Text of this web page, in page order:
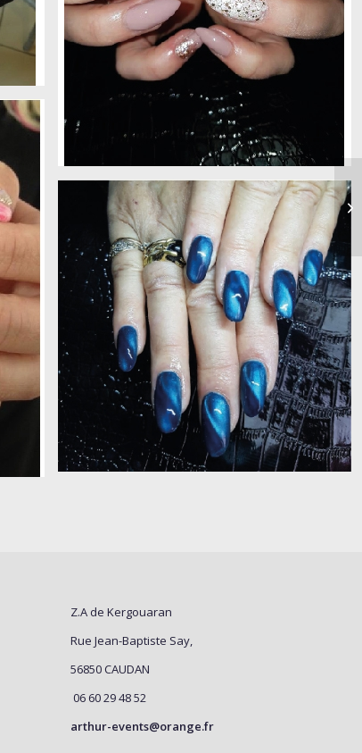
Z.A de Kergouaran
Rue Jean-Baptiste Say,
56850 CAUDAN
06 60 29 48 52
arthur-events@orange.fr